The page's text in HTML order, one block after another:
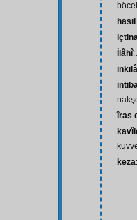
İlâhî:
îras
keza